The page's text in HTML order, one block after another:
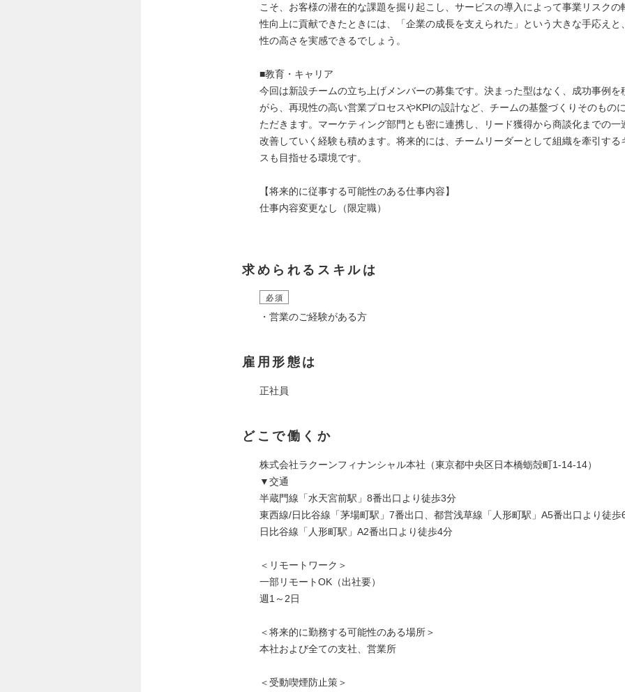
こそ、お客様の潜在的な課題を掘り起こし、サービスの導入によって事業リスクの
性向上に貢献できたときには、「企業の成長を支えられた」という大きな手応えと
性の高さを実感できるでしょう。
■教育・キャリア
今回は新設チームの立ち上げメンバーの募集です。決まった型はなく、成功事例を
がら、再現性の高い営業プロセスやKPIの設計など、チームの基盤づくりそのもの
ただきます。マーケティング部門とも密に連携し、リード獲得から商談化までの一
改善していく経験も積めます。将来的には、チームリーダーとして組織を牽引する
スも目指せる環境です。
【将来的に従事する可能性のある仕事内容】
仕事内容変更なし（限定職）
求められるスキルは
必須
・営業のご経験がある方
雇用形態は
正社員
どこで働くか
株式会社ラクーンフィナンシャル本社（東京都中央区日本橋蛎殻町1-14-14）
▼交通
半蔵門線「水天宮前駅」8番出口より徒歩3分
東西線/日比谷線「茅場町駅」7番出口、都営浅草線「人形町駅」A5番出口より徒歩
日比谷線「人形町駅」A2番出口より徒歩4分
＜リモートワーク＞
一部リモートOK（出社要）
週1～2日
＜将来的に勤務する可能性のある場所＞
本社および全ての支社、営業所
＜受動喫煙防止策＞